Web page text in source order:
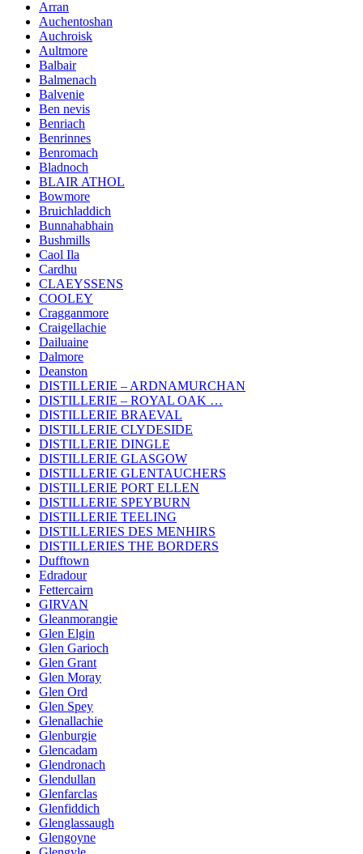
Arran
Auchentoshan
Auchroisk
Aultmore
Balbair
Balmenach
Balvenie
Ben nevis
Benriach
Benrinnes
Benromach
Bladnoch
BLAIR ATHOL
Bowmore
Bruichladdich
Bunnahabhain
Bushmills
Caol Ila
Cardhu
CLAEYSSENS
COOLEY
Cragganmore
Craigellachie
Dailuaine
Dalmore
Deanston
DISTILLERIE – ARDNAMURCHAN
DISTILLERIE – ROYAL OAK …
DISTILLERIE BRAEVAL
DISTILLERIE CLYDESIDE
DISTILLERIE DINGLE
DISTILLERIE GLASGOW
DISTILLERIE GLENTAUCHERS
DISTILLERIE PORT ELLEN
DISTILLERIE SPEYBURN
DISTILLERIE TEELING
DISTILLERIES DES MENHIRS
DISTILLERIES THE BORDERS
Dufftown
Edradour
Fettercairn
GIRVAN
Gleanmorangie
Glen Elgin
Glen Garioch
Glen Grant
Glen Moray
Glen Ord
Glen Spey
Glenallachie
Glenburgie
Glencadam
Glendronach
Glendullan
Glenfarclas
Glenfiddich
Glenglassaugh
Glengoyne